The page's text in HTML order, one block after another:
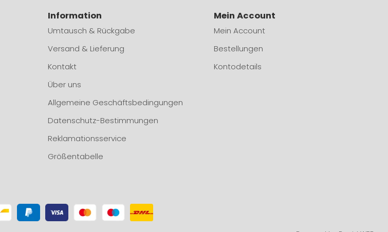
Information
Umtausch & Rückgabe
Versand & Lieferung
Kontakt
Über uns
Allgemeine Geschäftsbedingungen
Datenschutz-Bestimmungen
Reklamationsservice
Größentabelle
Mein Account
Mein Account
Bestellungen
Kontodetails